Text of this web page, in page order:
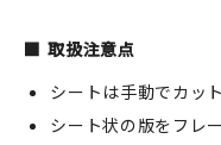
取扱注意点
シートは手動でカッ
シート状の版をフレ